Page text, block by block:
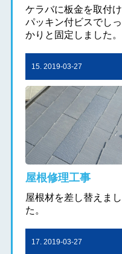
ケラバに板金を取付け
パッキン付ビスでしっ
かりと固定しました。
15. 2019-03-27
屋根修理工事
屋根材を差し替えまし
た。
17. 2019-03-27